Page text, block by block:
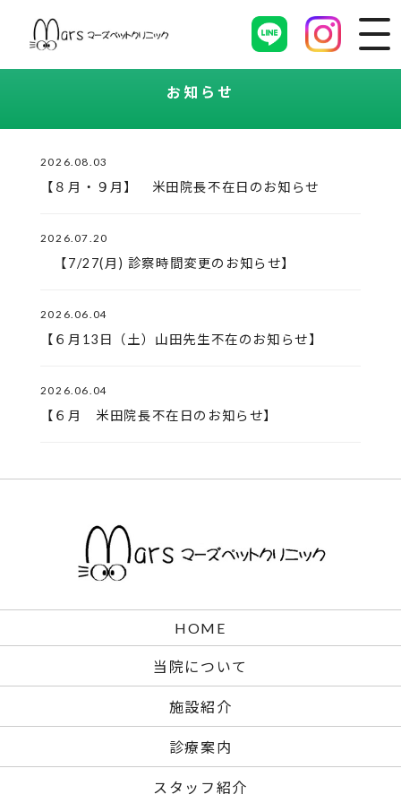
お知らせ
2026.08.03
【８月・９月】 米田院長不在日のお知らせ
2026.07.20
【7/27(月) 診察時間変更のお知らせ】
2026.06.04
【６月13日（土）山田先生不在のお知らせ】
2026.06.04
【６月 米田院長不在日のお知らせ】
HOME
当院について
施設紹介
診療案内
スタッフ紹介